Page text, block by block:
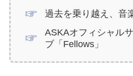
過去を乗り越え、音
ASKAオフィシャル
ブ「Fellows」